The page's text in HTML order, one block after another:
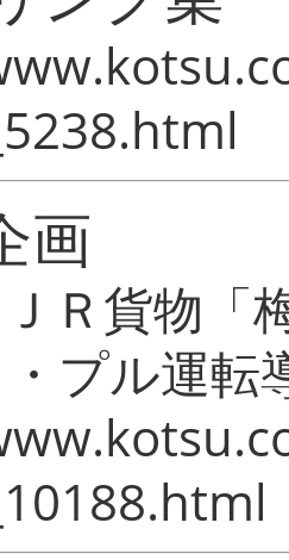
画
Ｒ貨物「
プル運転